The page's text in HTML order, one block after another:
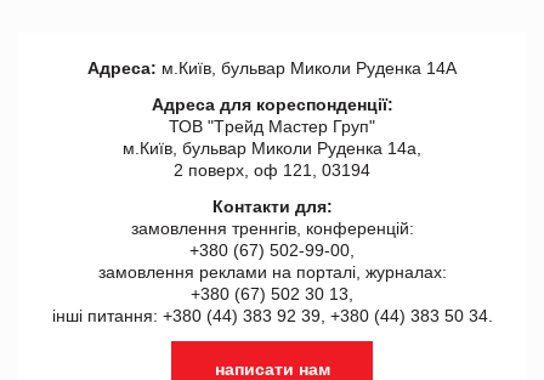
Адреса: м.Київ, бульвар Миколи Руденка 14А
Адреса для кореспонденції:
ТОВ "Tрейд Мастер Груп"
м.Київ, бульвар Миколи Руденка 14а,
2 поверх, оф 121, 03194
Контакти для:
замовлення треннгів, конференцій:
+380 (67) 502-99-00,
замовлення реклами на порталі, журналах:
+380 (67) 502 30 13,
інші питання: +380 (44) 383 92 39, +380 (44) 383 50 34.
написати нам